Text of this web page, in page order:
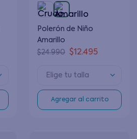
Polerón de Niño
Amarillo
$24.990 $12.495
Elige tu talla
Agregar al carrito